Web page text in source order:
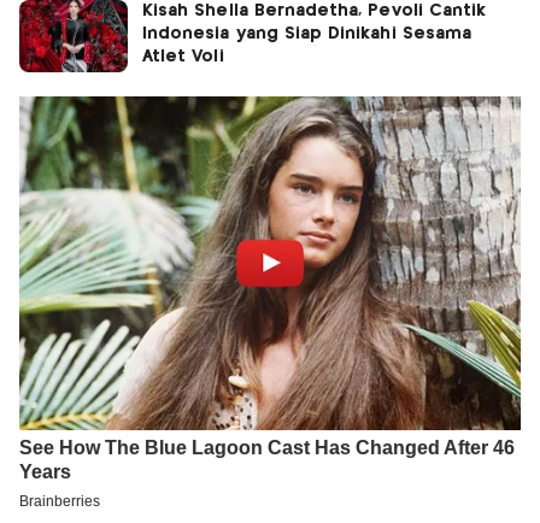
Kisah Shella Bernadetha, Pevoli Cantik
Indonesia yang Siap Dinikahi Sesama
Atlet Voli